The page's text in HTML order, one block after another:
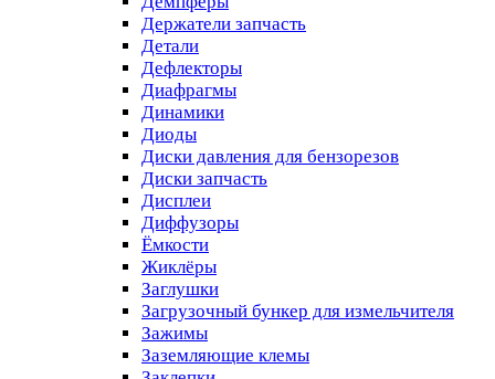
Держатели запчасть
Детали
Дефлекторы
Диафрагмы
Динамики
Диоды
Диски давления для бензорезов
Диски запчасть
Дисплеи
Диффузоры
Ёмкости
Жиклёры
Заглушки
Загрузочный бункер для измельчителя
Зажимы
Заземляющие клемы